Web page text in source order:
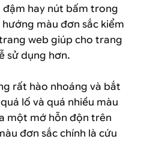
hay nút bấm trong
màu đơn sắc kiểm
web giúp cho trang
sử dụng hơn.
rất hào nhoáng và bắt
lố và quá nhiều màu
một mớ hỗn độn trên
đơn sắc chính là cứu